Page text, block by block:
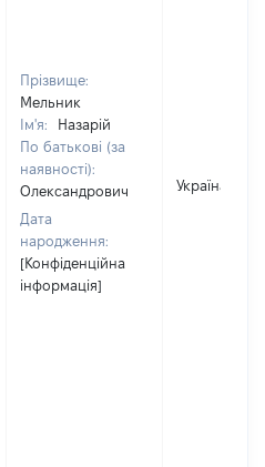
Прізвище:
Мельник
Ім'я:
Назарій
По батькові (за
наявності):
Олександрович
Дата
народження:
[Конфіденційна
інформація]
Україна